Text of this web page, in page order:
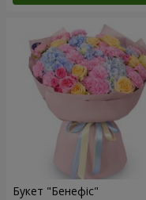
Букет "Бенефіс"